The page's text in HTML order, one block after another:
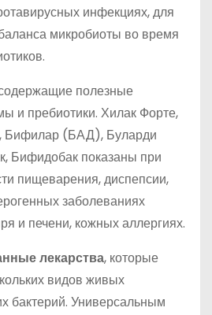
инфекциях, для
микробиоты во время
полезные
и пребиотики. Хилак Форте,
Бифилар (БАД), Буларди
Бифидобак показаны при
пищеварения, диспепсии,
заболеваниях
и печени, кожных аллергиях.
лекарства, которые
видов живых
бактерий. Универсальным